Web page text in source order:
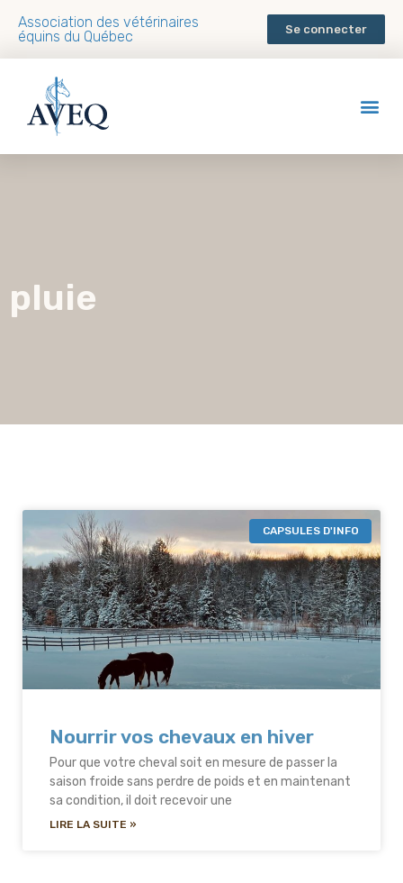
Association des vétérinaires
équins du Québec
Se connecter
pluie
CAPSULES D'INFO
Nourrir vos chevaux en hiver
Pour que votre cheval soit en mesure de passer la
saison froide sans perdre de poids et en maintenant
sa condition, il doit recevoir une
LIRE LA SUITE »